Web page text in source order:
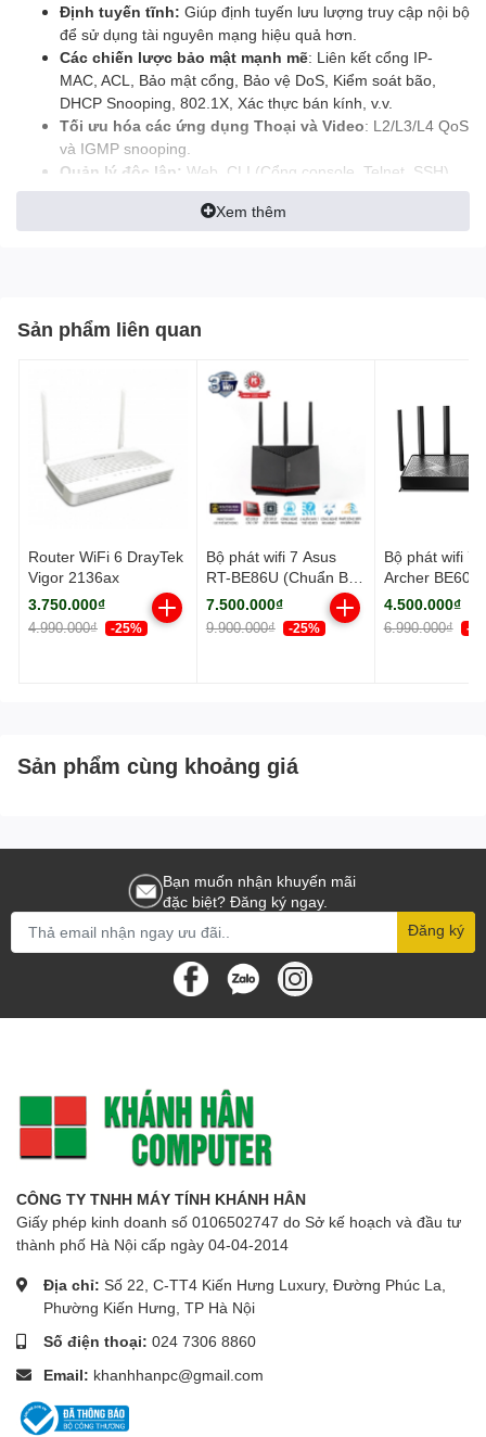
Định tuyến tĩnh: Giúp định tuyến lưu lượng truy cập nội bộ
để sử dụng tài nguyên mạng hiệu quả hơn.
Các chiến lược bảo mật mạnh mẽ: Liên kết cổng IP-
MAC, ACL, Bảo mật cổng, Bảo vệ DoS, Kiểm soát bão,
DHCP Snooping, 802.1X, Xác thực bán kính, v.v.
Tối ưu hóa các ứng dụng Thoại và Video: L2/L3/L4 QoS
và IGMP snooping.
Quản lý độc lập: Web, CLI (Cổng console, Telnet, SSH),
SNMP, RMON và Dual Image mang lại khả năng quản lý
Xem thêm
Sản phẩm liên quan
Router WiFi 6 DrayTek
Vigor 2136ax
3.750.000₫
4.990.000₫ -25%
Bộ phát wifi 7 Asus
RT-BE86U (Chuẩn BE/
BE6800Mbps/ 3 Ăng-
ten ngoài, 1 ăng-ten
ngầm/ AIMesh)
7.500.000₫
9.900.000₫ -25%
Bộ phát wifi 7
Archer BE600
BE/
ten ngoài/
4.500.000₫
6.990.000₫ -
Sản phẩm cùng khoảng giá
Bạn muốn nhận khuyến mãi
đặc biệt? Đăng ký ngay.
Đăng ký
CÔNG TY TNHH MÁY TÍNH KHÁNH HÂN
Giấy phép kinh doanh số 0106502747 do Sở kế hoạch và đầu tư
thành phố Hà Nội cấp ngày 04-04-2014
Địa chỉ: Số 22, C-TT4 Kiến Hưng Luxury, Đường Phúc La,
Phường Kiến Hưng, TP Hà Nội
Số điện thoại: 024 7306 8860
Email: khanhhanpc@gmail.com